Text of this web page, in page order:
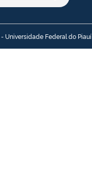
Universidade Federal do Piauí